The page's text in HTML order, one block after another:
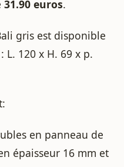
31.90 euros.
gris est disponible
L. 120 x H. 69 x p.
en panneau de
épaisseur 16 mm et